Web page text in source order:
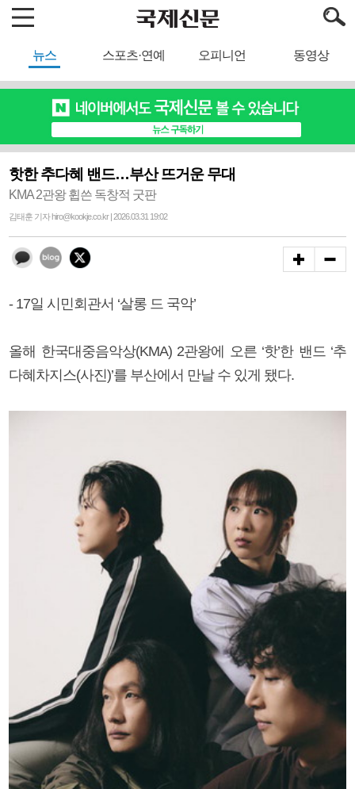
뉴스 스포츠·연예 오피니언 동영상
핫한 추다혜 밴드…부산 뜨거운 무대
KMA 2관왕 휩쓴 독창적 굿판
김태훈 기자 hiro@kookje.co.kr | 2026.03.31 19:02
- 17일 시민회관서 ‘살롱 드 국악’
올해 한국대중음악상(KMA) 2관왕에 오른 ‘핫’한 밴드 ‘추
다혜차지스(사진)’를 부산에서 만날 수 있게 됐다.